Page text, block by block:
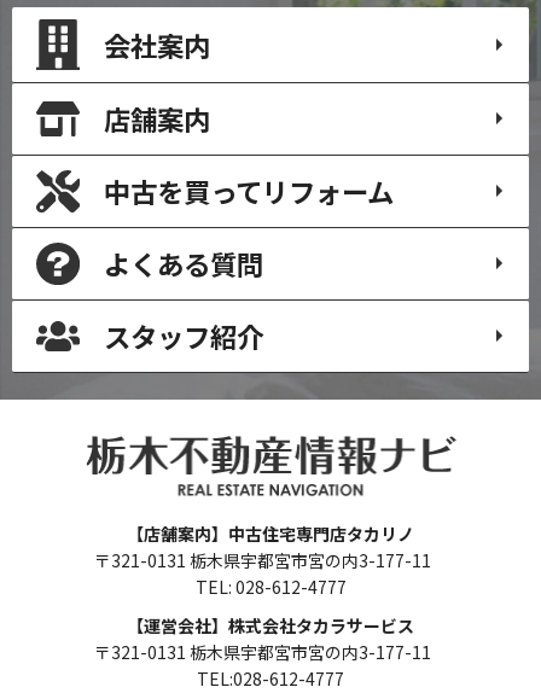
会社案内
店舗案内
中古を買ってリフォーム
よくある質問
スタッフ紹介
【店舗案内】中古住宅専門店タカリノ
〒321-0131 栃木県宇都宮市宮の内3-177-11
TEL: 028-612-4777
【運営会社】株式会社タカラサービス
〒321-0131 栃木県宇都宮市宮の内3-177-11
TEL:028-612-4777